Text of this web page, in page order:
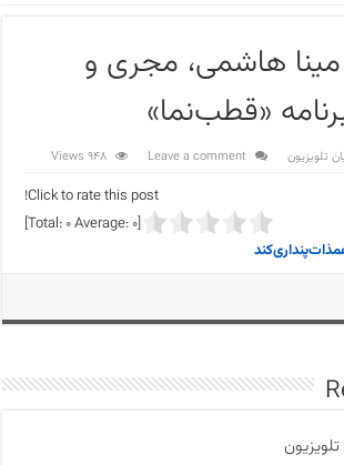
هاشمی، مجری و
«قطب‌نما»
تلویزیون Leave a comment
948 Views
Click to rate this post!
[Total:
0Average: 0
]